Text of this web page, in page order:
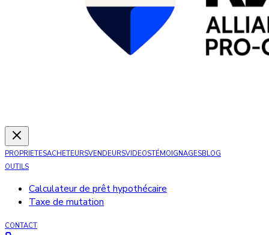
PROPRIETESACHETEURSVENDEURSVIDEOSTÉMOIGNAGESBLOG
OUTILS
Calculateur de prêt hypothécaire
Taxe de mutation
CONTACT